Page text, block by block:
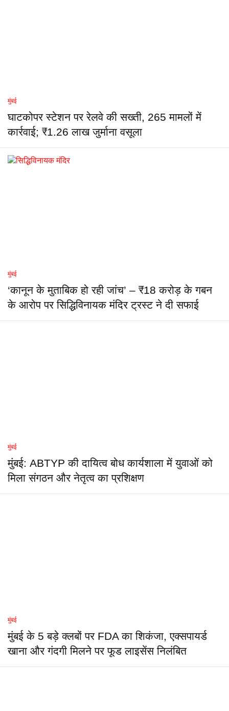
मुंबई
घाटकोपर स्टेशन पर रेलवे की सख्ती, 265 मामलों में
कार्रवाई; ₹1.26 लाख जुर्माना वसूला
मुंबई
‘कानून के मुताबिक हो रही जांच’ – ₹18 करोड़ के गबन
के आरोप पर सिद्धिविनायक मंदिर ट्रस्ट ने दी सफाई
मुंबई
मुंबई: ABTYP की दायित्व बोध कार्यशाला में युवाओं को
मिला संगठन और नेतृत्व का प्रशिक्षण
मुंबई
मुंबई के 5 बड़े क्लबों पर FDA का शिकंजा, एक्सपायर्ड
खाना और गंदगी मिलने पर फूड लाइसेंस निलंबित